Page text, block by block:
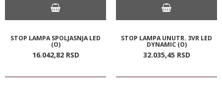
STOP LAMPA SPOLJASNJA LED
(O)
16.042,82 RSD
STOP LAMPA UNUTR. 3VR LED
DYNAMIC (O)
32.035,45 RSD